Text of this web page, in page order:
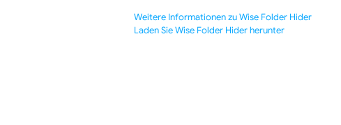
Weitere Informationen zu Wise Folder Hider
Laden Sie Wise Folder Hider herunter